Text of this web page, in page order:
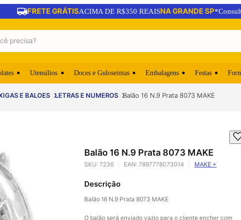
FRETE GRÁTISACIMA DE R$350 REAISNA GRANDE SP
Utensílios Doces e Guloseimas Embalagens Festas
E BALOES LETRAS E NUMEROS Balão 16 N.9 Prata 8073 MAKE
Balão 16 N.9 Prata 8073 MAKE
SKU: 7236 EAN: 7897778073014 MAKE +
Descrição
Balão 16 N.9 Prata 8073 MAKE
O balão será enviado vazio para o cliente encher com